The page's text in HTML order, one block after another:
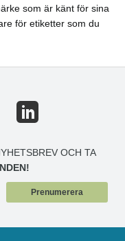
som är känt för sina
för etiketter som du
OCH TA
Prenumerera